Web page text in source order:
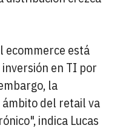
ecommerce está
en TI por
la
del retail va
indica Lucas